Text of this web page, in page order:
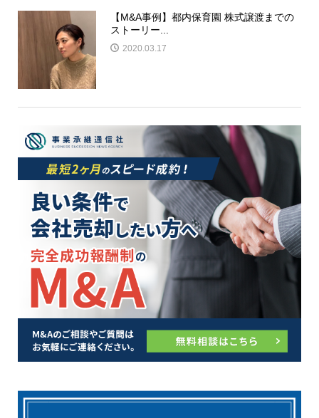
【M&A事例】都内保育園 株式譲渡までの
ストーリー...
2020.03.17